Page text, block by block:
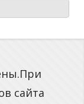
сайта